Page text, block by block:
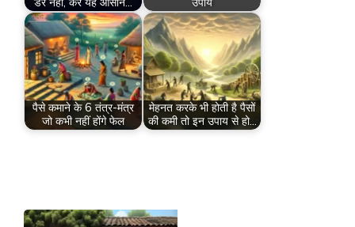
पैसे कमाने के 6 तंत्र-मंत्र
जो कभी नहीं होंगे फेल
मेहनत करके भी होती है पैसों
की कमी तो इन उपाय से हो…